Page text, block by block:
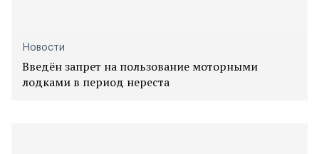
Новости
Введён запрет на пользование моторными
лодками в период нереста